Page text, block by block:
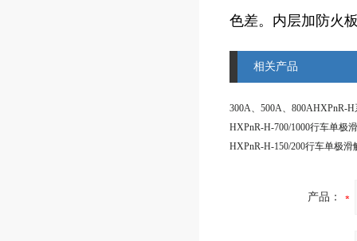
色差。内层加防火
相关产品
HXPnR-H-700/1000行车单极
HXPnR-H-150/200行车单极滑
产品：